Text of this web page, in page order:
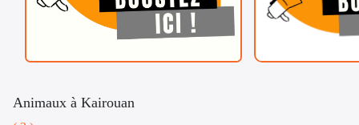
Animaux à Kairouan